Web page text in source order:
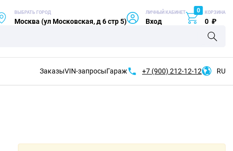
ВЫБРАТЬ ГОРОД
Москва (ул Московская, д 6 стр 5)
ЛИЧНЫЙ КАБИНЕТ
Вход
0 КОРЗИНА
0 ₽
ЗаказыVIN-запросыГараж +7 (900) 212-12-12 RU